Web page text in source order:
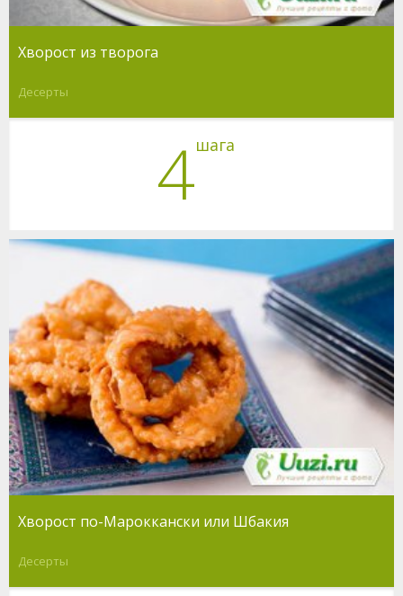
Хворост из творога
Десерты
4шага
Хворост по-Мароккански или Шбакия
Десерты